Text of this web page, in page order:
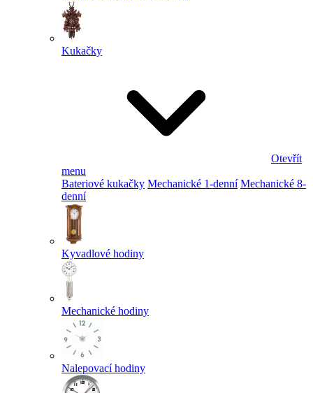
Kukačky
Otevřít
menu
Bateriové kukačky Mechanické 1-denní Mechanické 8-
denní
Kyvadlové hodiny
Mechanické hodiny
Nalepovací hodiny